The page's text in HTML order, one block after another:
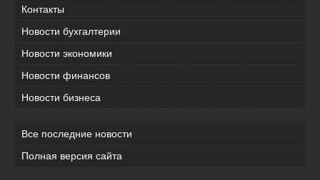
Контакты
Новости бухгалтерии
Новости экономики
Новости финансов
Новости бизнеса
Все последние новости
Полная версия сайта